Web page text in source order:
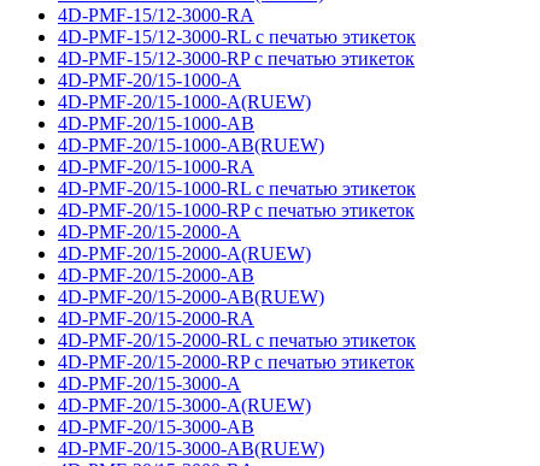
4D-PMF-15/12-3000-RA
4D-PMF-15/12-3000-RL с печатью этикеток
4D-PMF-15/12-3000-RP с печатью этикеток
4D-PMF-20/15-1000-A
4D-PMF-20/15-1000-A(RUEW)
4D-PMF-20/15-1000-AB
4D-PMF-20/15-1000-AB(RUEW)
4D-PMF-20/15-1000-RA
4D-PMF-20/15-1000-RL с печатью этикеток
4D-PMF-20/15-1000-RP с печатью этикеток
4D-PMF-20/15-2000-A
4D-PMF-20/15-2000-A(RUEW)
4D-PMF-20/15-2000-AB
4D-PMF-20/15-2000-AB(RUEW)
4D-PMF-20/15-2000-RA
4D-PMF-20/15-2000-RL с печатью этикеток
4D-PMF-20/15-2000-RP с печатью этикеток
4D-PMF-20/15-3000-A
4D-PMF-20/15-3000-A(RUEW)
4D-PMF-20/15-3000-AB
4D-PMF-20/15-3000-AB(RUEW)